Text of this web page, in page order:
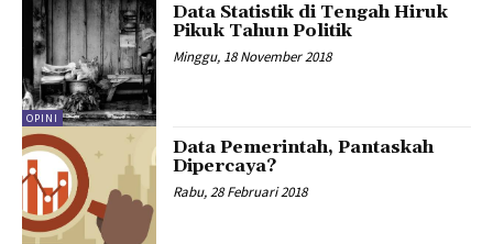
OPINI
Data Statistik di Tengah Hiruk
Pikuk Tahun Politik
Minggu, 18 November 2018
Data Pemerintah, Pantaskah
Dipercaya?
Rabu, 28 Februari 2018